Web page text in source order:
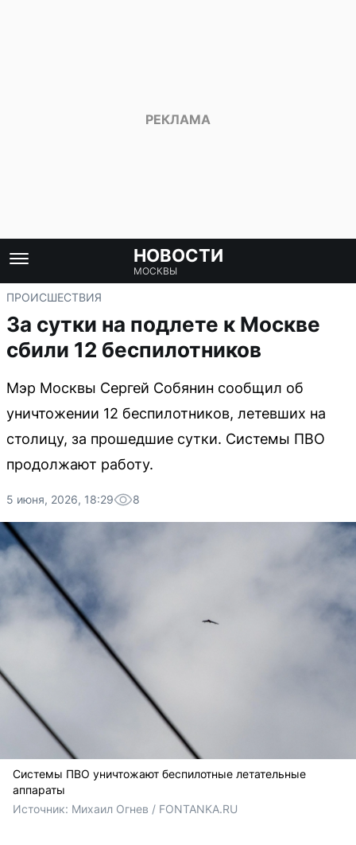
НОВОСТИ
МОСКВЫ
ПРОИСШЕСТВИЯ
За сутки на подлете к Москве
сбили 12 беспилотников
Мэр Москвы Сергей Собянин сообщил об
уничтожении 12 беспилотников, летевших на
столицу, за прошедшие сутки. Системы ПВО
продолжают работу.
5 июня, 2026, 18:29 8
Системы ПВО уничтожают беспилотные летательные
аппараты
Источник: Михаил Огнев / FONTANKA.RU